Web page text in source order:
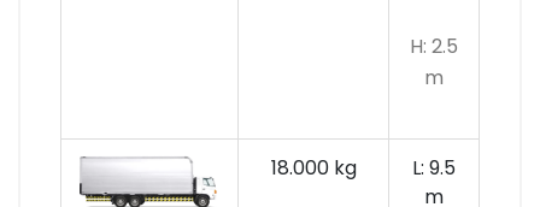
H: 2.5
m
18.000 kg
L: 9.5
m